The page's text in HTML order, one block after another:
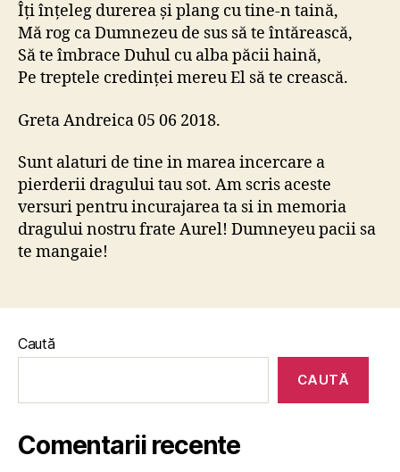
Îți înțeleg durerea și plang cu tine-n taină,
Mă rog ca Dumnezeu de sus să te întărească,
Să te îmbrace Duhul cu alba păcii haină,
Pe treptele credinței mereu El să te crească.
Greta Andreica 05 06 2018.
Sunt alaturi de tine in marea incercare a
pierderii dragului tau sot. Am scris aceste
versuri pentru incurajarea ta si in memoria
dragului nostru frate Aurel! Dumneyeu pacii sa
te mangaie!
Caută
CAUTĂ
Comentarii recente